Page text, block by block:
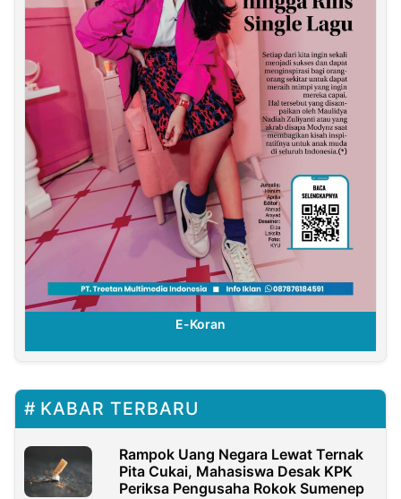
E-Koran
KABAR TERBARU
Rampok Uang Negara Lewat Ternak
Pita Cukai, Mahasiswa Desak KPK
Periksa Pengusaha Rokok Sumenep